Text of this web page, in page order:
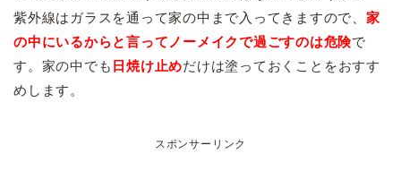
紫外線はガラスを通って家の中まで入ってきますので、 家
の中にいるからと言ってノーメイクで過ごすのは危険で
す。 家の中でも 日焼け止めだけは塗っておくことをおすす
め します。
スポンサーリンク